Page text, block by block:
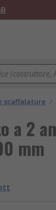
scaffalature /
a 2
mm